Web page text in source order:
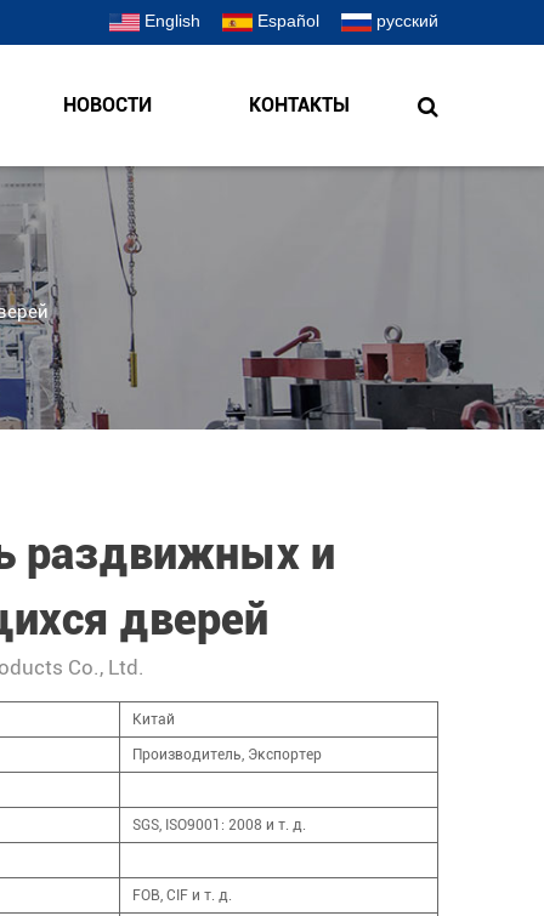
English Español русский
НОВОСТИ КОНТАКТЫ
раздвижных и
дверей
Co., Ltd.
Китай
Производитель, Экспортер
SGS, ISO9001: 2008 и т. д.
FOB, CIF и т. д.